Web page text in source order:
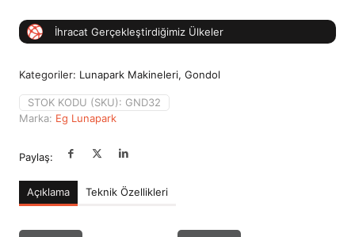
İhracat Gerçekleştirdiğimiz Ülkeler
Kategoriler: Lunapark Makineleri, Gondol
STOK KODU (SKU): GND32
Marka: Eg Lunapark
Paylaş:
Açıklama Teknik Özellikleri